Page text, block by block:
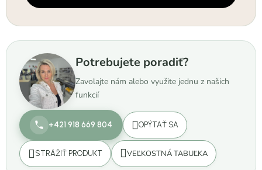
Potrebujete poradiť?
Zavolajte nám alebo využite jednu z našich
funkcií
+421 918 669 804 OPÝTAŤ SA
STRÁŽIŤ PRODUKT VEĽKOSTNÁ TABUĽKA